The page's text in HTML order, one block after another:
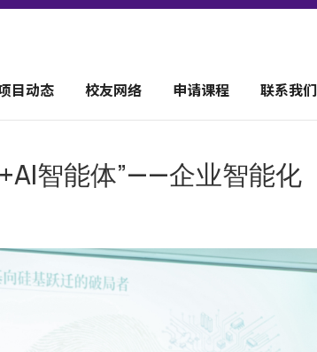
目动态 校友网络 申请课程 联系我们
智能体”——企业智能化